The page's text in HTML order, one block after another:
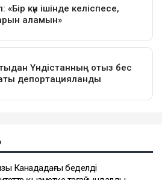
Канададағы беделді